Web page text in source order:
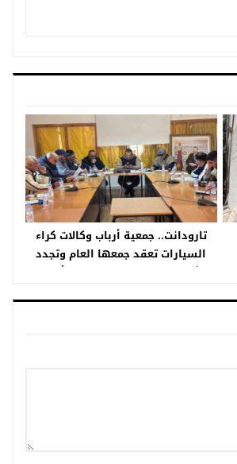
تارودانت.. جمعية أرباب وكالات كراء
السيارات تعقد جمعها العام وتجدد
الثقة في رئيسها عبد الغني أخروب